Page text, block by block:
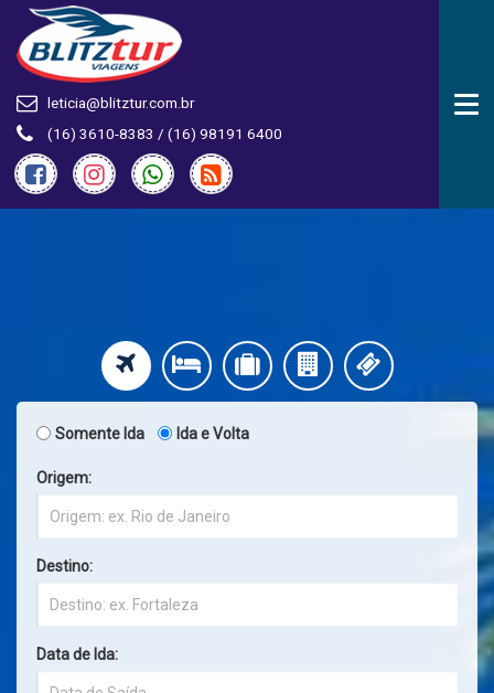
leticia@blitztur.com.br
(16) 3610-8383 / (16) 98191 6400
Somente Ida Ida e Volta
Origem:
Destino:
Data de Ida: